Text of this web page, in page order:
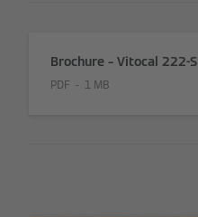
Brochure – Vitocal 222-S
PDF 1 MB